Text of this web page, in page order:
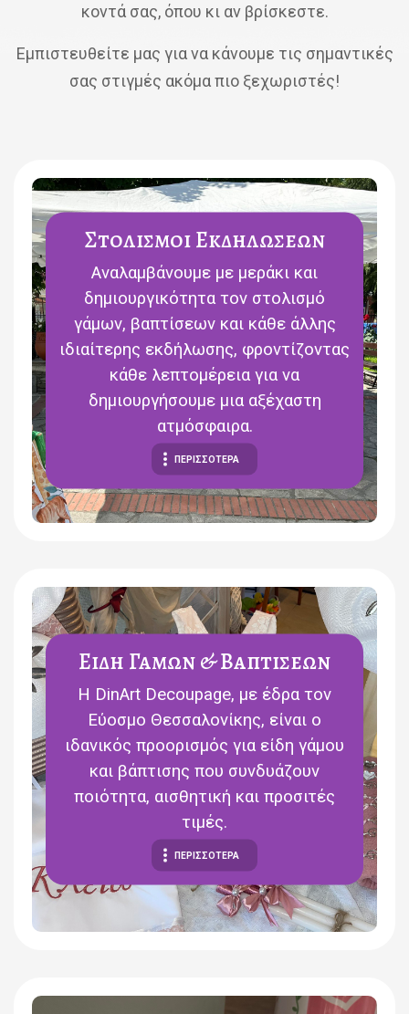
κοντά σας, όπου κι αν βρίσκεστε.
Εμπιστευθείτε μας για να κάνουμε τις σημαντικές
σας στιγμές ακόμα πιο ξεχωριστές!
Στολισμοι Εκδηλωσεων
Αναλαμβάνουμε με μεράκι και
δημιουργικότητα τον στολισμό
γάμων, βαπτίσεων και κάθε άλλης
ιδιαίτερης εκδήλωσης, φροντίζοντας
κάθε λεπτομέρεια για να
δημιουργήσουμε μια αξέχαστη
ατμόσφαιρα.
ΠΕΡΙΣΣΟΤΕΡΑ
Ειδη Γαμων & Βαπτισεων
Η DinArt Decoupage, με έδρα τον
Εύοσμο Θεσσαλονίκης, είναι ο
ιδανικός προορισμός για είδη γάμου
και βάπτισης που συνδυάζουν
ποιότητα, αισθητική και προσιτές
τιμές.
ΠΕΡΙΣΣΟΤΕΡΑ